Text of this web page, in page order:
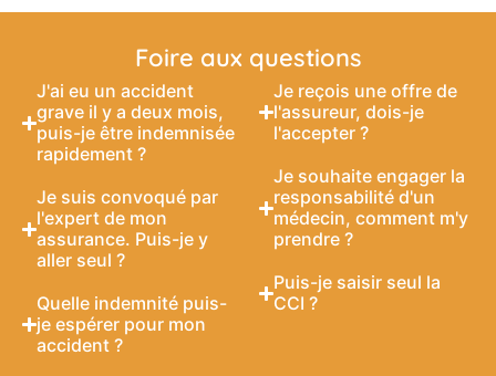
Foire aux questions
J'ai eu un accident
grave il y a deux mois,
puis-je être indemnisée
rapidement ?
Je suis convoqué par
l'expert de mon
assurance. Puis-je y
aller seul ?
Quelle indemnité puis-
je espérer pour mon
accident ?
Je reçois une offre de
l'assureur, dois-je
l'accepter ?
Je souhaite engager la
responsabilité d'un
médecin, comment m'y
prendre ?
Puis-je saisir seul la
CCI ?